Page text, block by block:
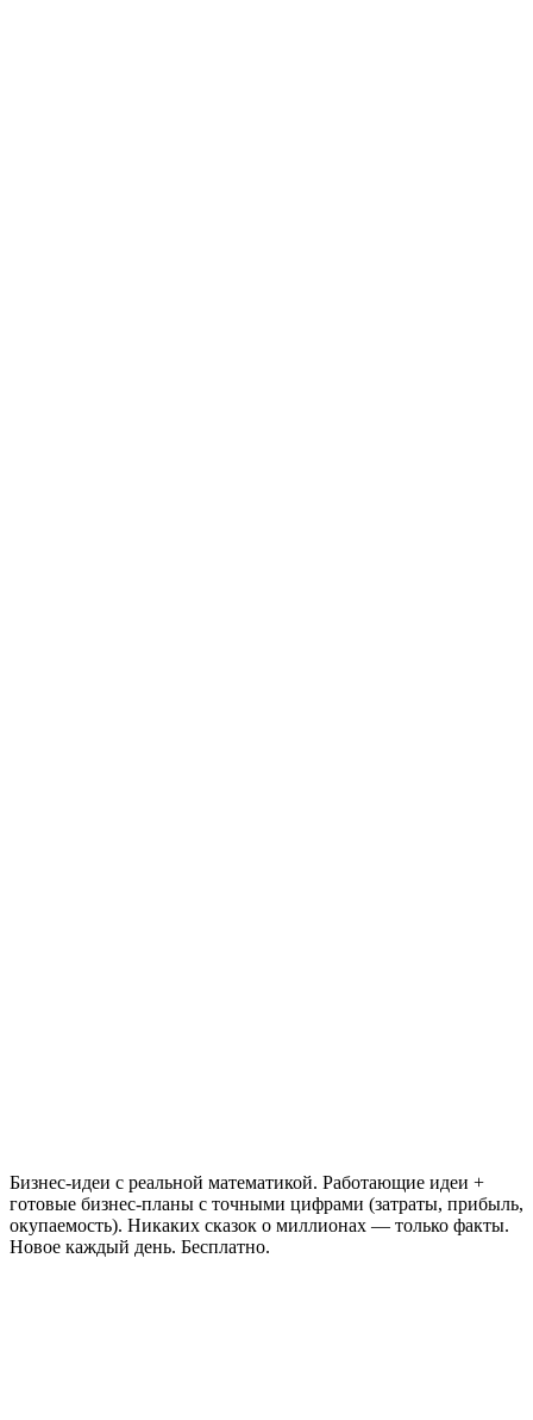
Бизнес-идеи с реальной математикой. Работающие идеи +
готовые бизнес-планы с точными цифрами (затраты, прибыль,
окупаемость). Никаких сказок о миллионах — только факты.
Новое каждый день. Бесплатно.